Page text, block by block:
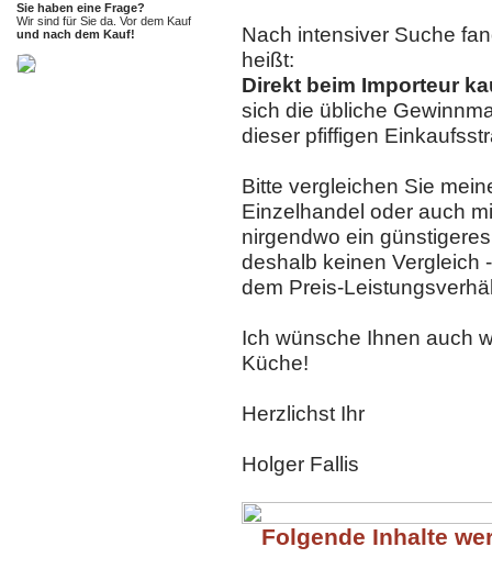
Sie haben eine Frage?
Wir sind für Sie da. Vor dem Kauf
und nach dem Kauf!
Nach intensiver Suche
heißt:
Direkt beim Importeur
sich die übliche
dieser pfiffigen
Bitte vergleichen Sie
Einzelhandel oder auch
nirgendwo ein
deshalb keinen Vergleich
dem Preis-
Ich wünsche Ihnen auch
Küche!
Herzlichst Ihr
Holger Fallis
Folgende Inhalte